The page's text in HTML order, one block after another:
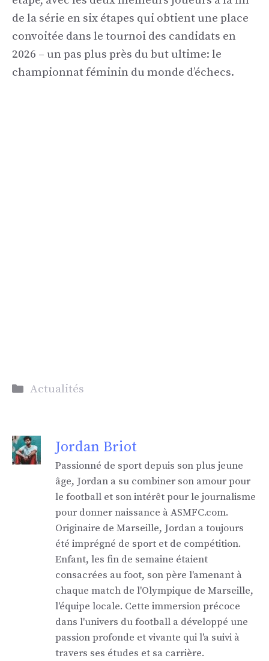
de la série en six étapes qui obtient une place
convoitée dans le tournoi des candidats en
2026 – un pas plus près du but ultime: le
championnat féminin du monde d’échecs.
Catégories
Actualités
Jordan Briot
Passionné de sport depuis son plus jeune
âge, Jordan a su combiner son amour pour
le football et son intérêt pour le journalisme
pour donner naissance à ASMFC.com.
Originaire de Marseille, Jordan a toujours
été imprégné de sport et de compétition.
Enfant, les fin de semaine étaient
consacrées au foot, son père l'amenant à
chaque match de l'Olympique de Marseille,
l'équipe locale. Cette immersion précoce
dans l'univers du football a développé une
passion profonde et vivante qui l'a suivi à
travers ses études et sa carrière.